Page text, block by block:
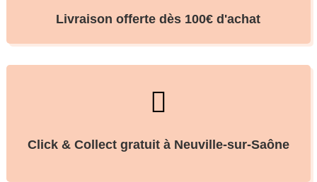
Livraison offerte dès 100€ d'achat

Click & Collect gratuit à Neuville-sur-Saône